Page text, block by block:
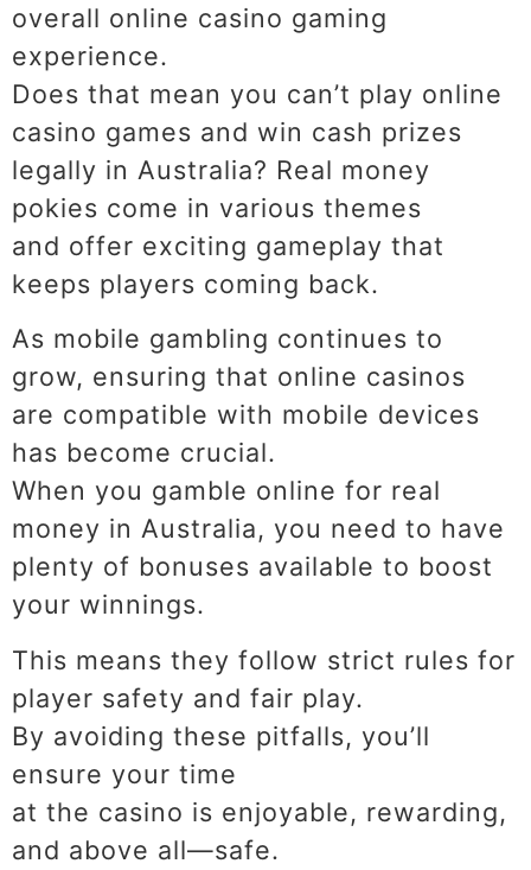
overall online casino gaming
experience.
Does that mean you can’t play online
casino games and win cash prizes
legally in Australia? Real money
pokies come in various themes
and offer exciting gameplay that
keeps players coming back.
As mobile gambling continues to
grow, ensuring that online casinos
are compatible with mobile devices
has become crucial.
When you gamble online for real
money in Australia, you need to have
plenty of bonuses available to boost
your winnings.
This means they follow strict rules for
player safety and fair play.
By avoiding these pitfalls, you’ll
ensure your time
at the casino is enjoyable, rewarding,
and above all—safe.